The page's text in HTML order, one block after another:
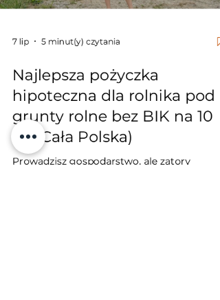
7 lip 5 minut(y) czytania
Najlepsza pożyczka
hipoteczna dla rolnika pod
grunty rolne bez BIK na 10
lat (Cała Polska)
Prowadzisz gospodarstwo, ale zatory